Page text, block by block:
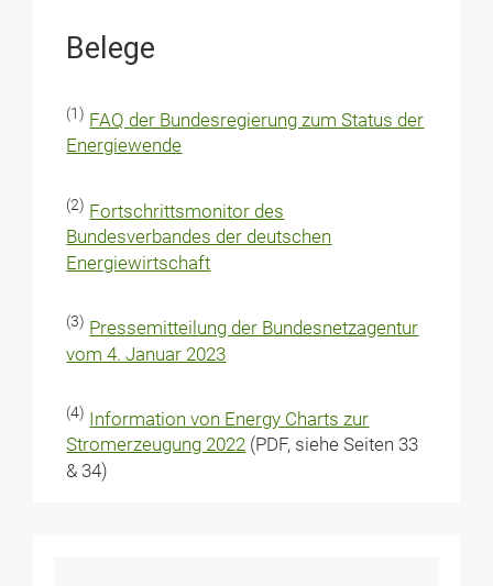
Belege
(1) FAQ der Bundesregierung zum Status der
Energiewende
(2) Fortschrittsmonitor des
Bundesverbandes der deutschen
Energiewirtschaft
(3) Pressemitteilung der Bundesnetzagentur
vom 4. Januar 2023
(4) Information von Energy Charts zur
Stromerzeugung 2022 (PDF, siehe Seiten 33
& 34)